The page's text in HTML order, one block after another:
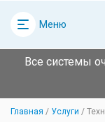
Меню
Все системы
Главная Услуги